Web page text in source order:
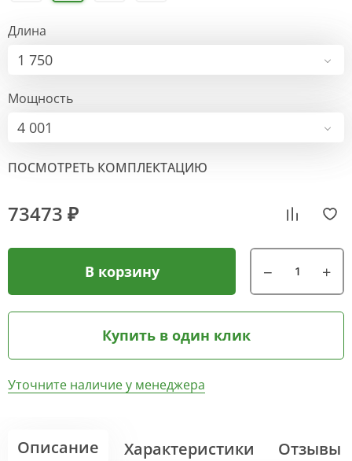
Длина
1 750
Мощность
4 001
ПОСМОТРЕТЬ КОМПЛЕКТАЦИЮ
73473 ₽
В корзину
Купить в один клик
Уточните наличие у менеджера
Описание Характеристики Отзывы